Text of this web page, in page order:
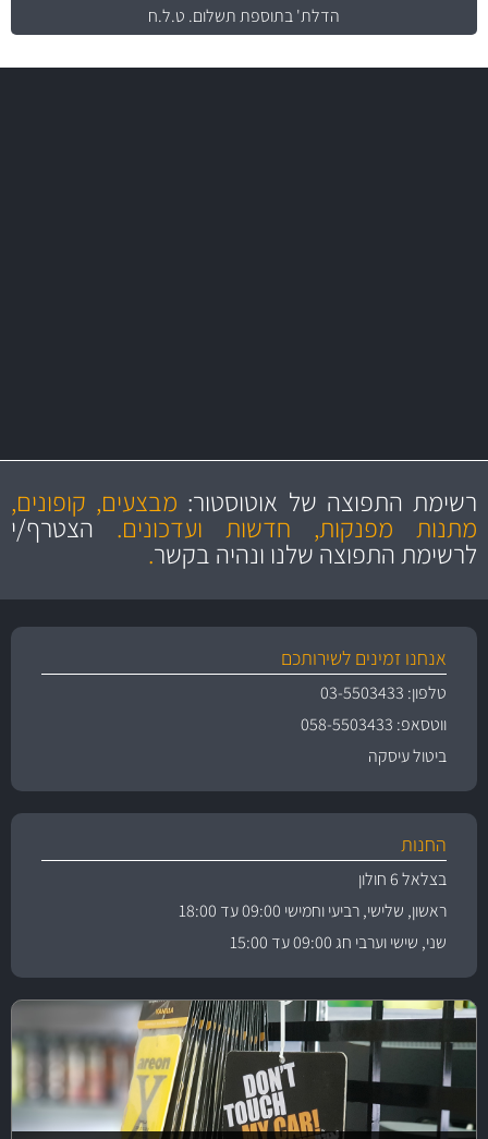
הדלת' בתוספת תשלום. ט.ל.ח
מקצועיות
ושירות מצויין
מחירים
הוגנים
והיצע מוצרים איכותירשימת התפוצה של אוטוסטור: מבצעים, קופונים,
מתנות מפנקות, חדשות ועדכונים. הצטרף/י
לרשימת התפוצה שלנו ונהיה בקשר.
אנחנו זמינים לשירותכם
טלפון: 03-5503433
ווטסאפ: 058-5503433
ביטול עיסקה
החנות
בצלאל 6 חולון
ראשון, שלישי, רביעי וחמישי 09:00 עד 18:00
שני, שישי וערבי חג 09:00 עד 15:00